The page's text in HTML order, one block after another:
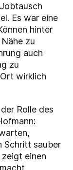
Es war eine
hinter
zu
auch
zu
wirklich
Rolle des
Schritt sauber
einen